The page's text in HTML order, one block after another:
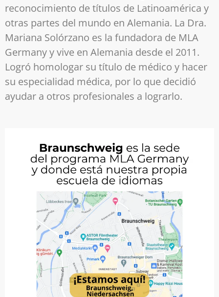
reconocimiento de títulos de Latinoamérica y
otras partes del mundo en Alemania. La Dra.
Mariana Solórzano es la fundadora de MLA
Germany y vive en Alemania desde el 2011.
Logró homologar su título de médico y hacer
su especialidad médica, por lo que decidió
ayudar a otros profesionales a lograrlo.